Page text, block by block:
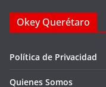
Okey Querétaro
Política de Privacidad
Quienes Somos